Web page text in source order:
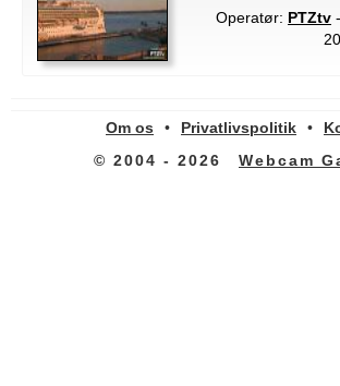
Operatør: PTZtv
Om os • Privatlivspolitik •
© 2004 - 2026
Webcam